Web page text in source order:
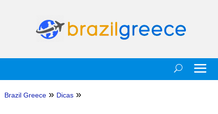
Brazil Greece » Dicas »